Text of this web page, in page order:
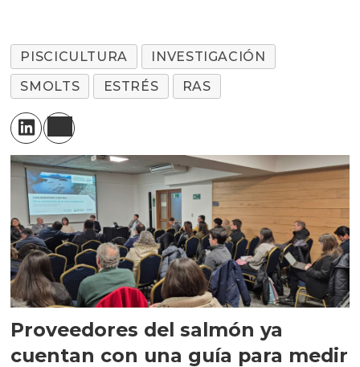
PISCICULTURA
INVESTIGACIÓN
SMOLTS
ESTRÉS RAS
Proveedores del salmón ya
cuentan con una guía para medir